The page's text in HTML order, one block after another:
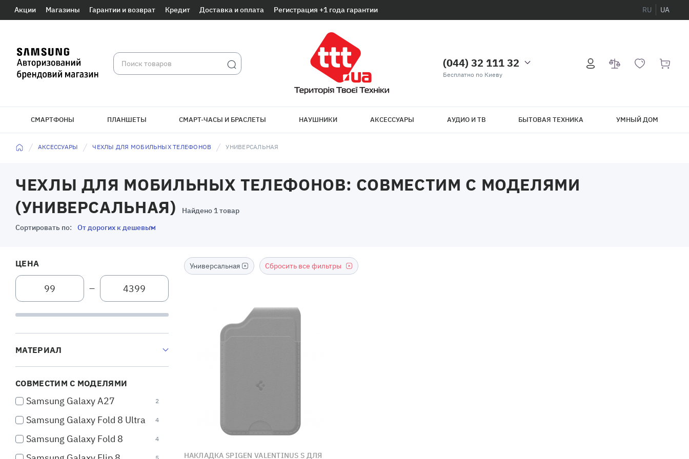
Акции Магазины Гарантии и возврат Кредит Доставка и оплата Регистрация +1 года гарантии RU UA
(044) 32 111 32
Бесплатно по Киеву
СМАРТФОНЫ ПЛАНШЕТЫ СМАРТ-ЧАСЫ И БРАСЛЕТЫ НАУШНИКИ АКСЕССУАРЫ АУДИО И ТВ БЫТОВАЯ ТЕХНИКА УМНЫЙ ДОМ
АКСЕССУАРЫ ЧЕХЛЫ ДЛЯ МОБИЛЬНЫХ ТЕЛЕФОНОВ УНИВЕРСАЛЬНАЯ
ЧЕХЛЫ ДЛЯ МОБИЛЬНЫХ ТЕЛЕФОНОВ: СОВМЕСТИМ С МОДЕЛЯМИ
(УНИВЕРСАЛЬНАЯ)
Найдено 1 товар
Сортировать по:
Универсальная Сбросить все фильтры
НАКЛАДКА SPIGEN VALENTINUS S ДЛЯ
ЦЕНА
—
МАТЕРИАЛ
СОВМЕСТИМ С МОДЕЛЯМИ
Samsung Galaxy A27 2
Samsung Galaxy Fold 8 Ultra 4
Samsung Galaxy Fold 8 4